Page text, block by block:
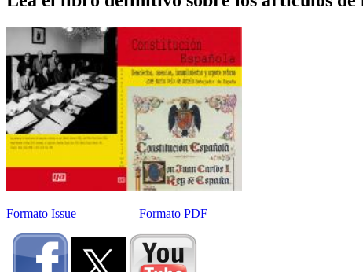
Formato Issue Formato PDF